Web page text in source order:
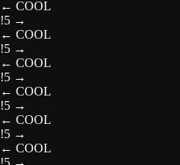
← COOL
!5 →
← COOL
!5 →
← COOL
!5 →
← COOL
!5 →
← COOL
!5 →
← COOL
!5 →